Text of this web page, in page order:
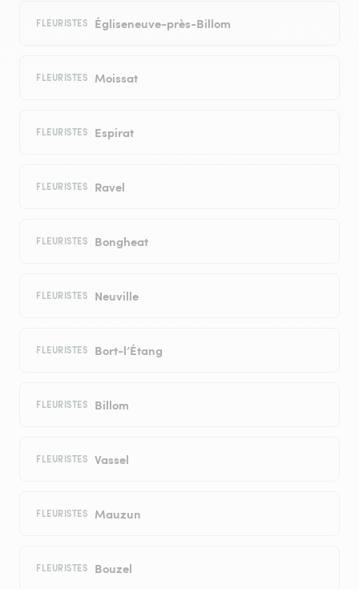
FLEURISTES Égliseneuve-près-Billom
FLEURISTES Moissat
FLEURISTES Espirat
FLEURISTES Ravel
FLEURISTES Bongheat
FLEURISTES Neuville
FLEURISTES Bort-l’Étang
FLEURISTES Billom
FLEURISTES Vassel
FLEURISTES Mauzun
FLEURISTES Bouzel